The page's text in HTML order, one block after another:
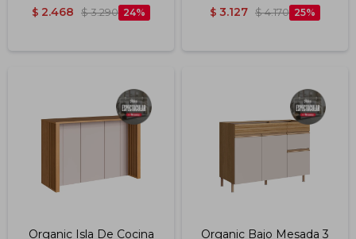
0.80m Color Nature
$ 2.468 $ 3.290 24
2.30m Color Nature
$ 3.127 $ 4.170 25
Organic Isla De Cocina
Organic Bajo Mesada 3